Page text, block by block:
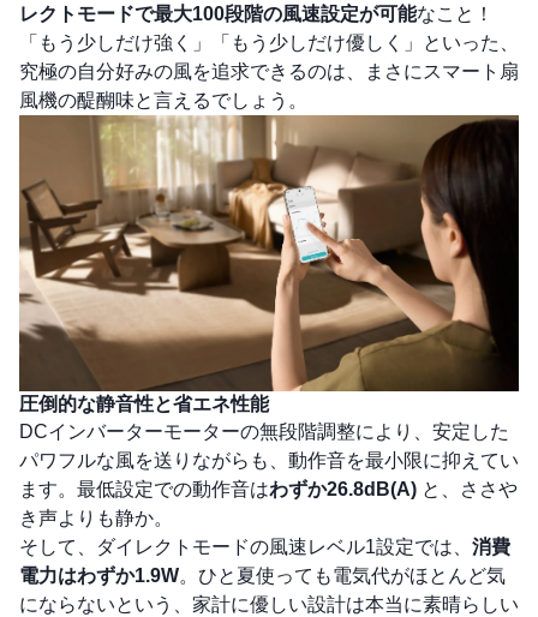
レクトモードで最大100段階の風速設定が可能なこと！
「もう少しだけ強く」「もう少しだけ優しく」といった、
究極の自分好みの風を追求できるのは、まさにスマート扇
風機の醍醐味と言えるでしょう。
圧倒的な静音性と省エネ性能
DCインバーターモーターの無段階調整により、安定した
パワフルな風を送りながらも、動作音を最小限に抑えてい
ます。最低設定での動作音はわずか26.8dB(A) と、ささや
き声よりも静か。
そして、ダイレクトモードの風速レベル1設定では、 消費
電力はわずか1.9W。ひと夏使っても電気代がほとんど気
にならないという、家計に優しい設計は本当に素晴らしい